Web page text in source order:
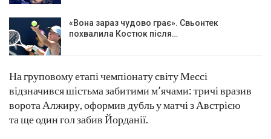
«Вона зараз чудово грає». Свьонтек
похвалила Костюк після…
На груповому етапі чемпіонату світу Мессі
відзначився шістьма забитими м’ячами: тричі вразив
ворота Алжиру, оформив дубль у матчі з Австрією
та ще один гол забив Йорданії.